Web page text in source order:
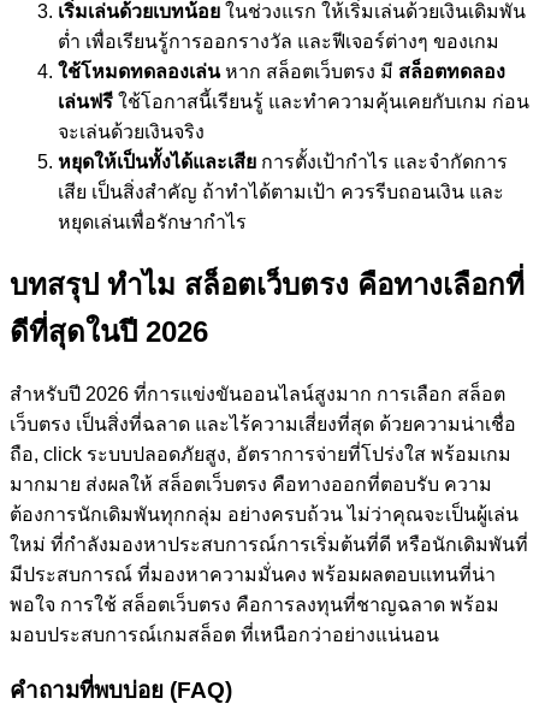
เริ่มเล่นด้วยเบทน้อย ในช่วงแรก ให้เริ่มเล่นด้วยเงินเดิมพัน
ต่ำ เพื่อเรียนรู้การออกรางวัล และฟีเจอร์ต่างๆ ของเกม
ใช้โหมดทดลองเล่นหาก สล็อตเว็บตรง มี สล็อตทดลอง
เล่นฟรี ใช้โอกาสนี้เรียนรู้ และทำความคุ้นเคยกับเกม ก่อน
จะเล่นด้วยเงินจริง
หยุดให้เป็นทั้งได้และเสีย การตั้งเป้ากำไร และจำกัดการ
เสีย เป็นสิ่งสำคัญ ถ้าทำได้ตามเป้า ควรรีบถอนเงิน และ
หยุดเล่นเพื่อรักษากำไร
บทสรุป ทำไม สล็อตเว็บตรง คือทางเลือกที่
ดีที่สุดในปี 2026
สำหรับปี 2026 ที่การแข่งขันออนไลน์สูงมาก การเลือก สล็อต
เว็บตรง เป็นสิ่งที่ฉลาด และไร้ความเสี่ยงที่สุด ด้วยความน่าเชื่อ
ถือ, click ระบบปลอดภัยสูง, อัตราการจ่ายที่โปร่งใส พร้อมเกม
มากมาย ส่งผลให้ สล็อตเว็บตรง คือทางออกที่ตอบรับ ความ
ต้องการนักเดิมพันทุกกลุ่ม อย่างครบถ้วน ไม่ว่าคุณจะเป็นผู้เล่น
ใหม่ ที่กำลังมองหาประสบการณ์การเริ่มต้นที่ดี หรือนักเดิมพันที่
มีประสบการณ์ ที่มองหาความมั่นคง พร้อมผลตอบแทนที่น่า
พอใจ การใช้ สล็อตเว็บตรง คือการลงทุนที่ชาญฉลาด พร้อม
มอบประสบการณ์เกมสล็อต ที่เหนือกว่าอย่างแน่นอน
คำถามที่พบบ่อย (FAQ)